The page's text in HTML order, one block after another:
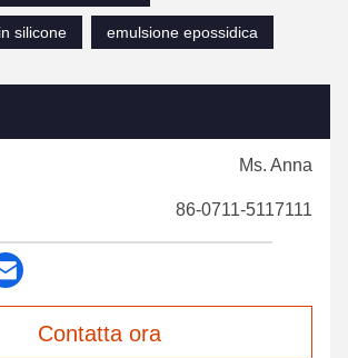
silicone emulsione epossidica
Ms. Anna
86-0711-5117111
Contatta ora